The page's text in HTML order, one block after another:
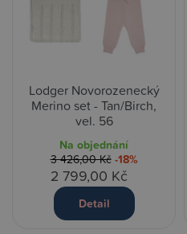
Lodger Novorozenecký
Merino set - Tan/Birch,
vel. 56
Na objednání
3 426,00 Kč -18%
2 799,00 Kč
Detail